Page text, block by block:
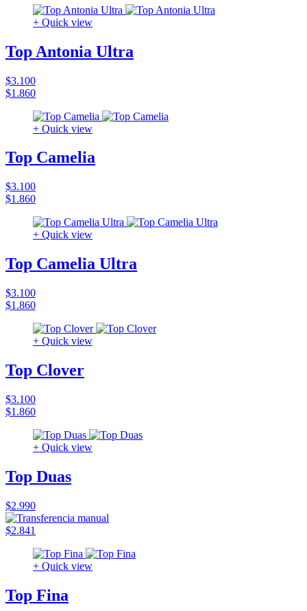
+ Quick view
Top Antonia Ultra
$3.100
$1.860
+ Quick view
Top Camelia
$3.100
$1.860
+ Quick view
Top Camelia Ultra
$3.100
$1.860
+ Quick view
Top Clover
$3.100
$1.860
+ Quick view
Top Duas
$2.990
$2.841
+ Quick view
Top Fina